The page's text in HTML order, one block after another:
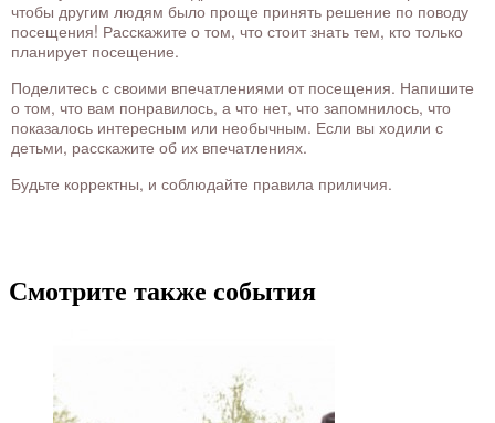
чтобы другим людям было проще принять решение по поводу
посещения! Расскажите о том, что стоит знать тем, кто только
планирует посещение.
Поделитесь с своими впечатлениями от посещения. Напишите
о том, что вам понравилось, а что нет, что запомнилось, что
показалось интересным или необычным. Если вы ходили с
детьми, расскажите об их впечатлениях.
Будьте корректны, и соблюдайте правила приличия.
Смотрите также события